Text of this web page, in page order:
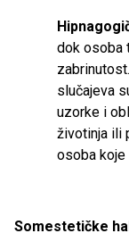
dok osoba
slučajeva
uzorke i
životinja ili
osoba koje
Somestetičke